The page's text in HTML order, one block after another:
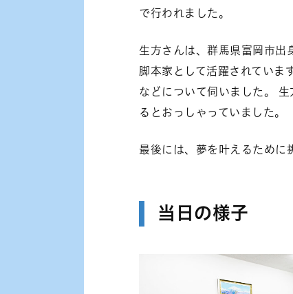
で行われました。
生方さんは、群馬県富岡市出
脚本家として活躍されていま
などについて伺いました。
るとおっしゃっていました。
最後には、夢を叶えるために
当日の様子